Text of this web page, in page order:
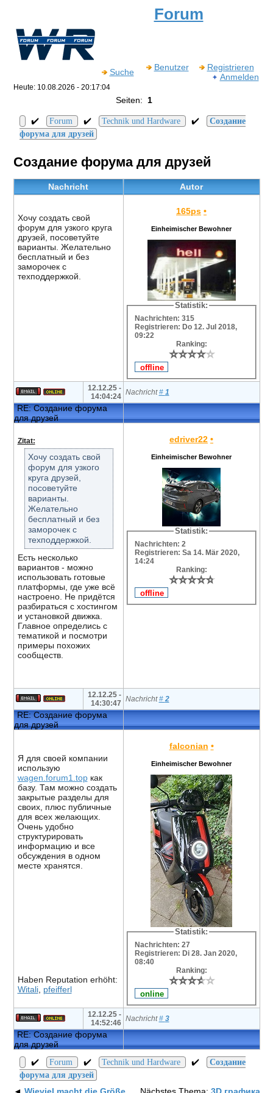
Forum
Suche Benutzer
Registrieren
Anmelden
Heute: 10.08.2026 - 20:17:04
Seiten: 1
✔️ Forum ✔️ Technik und Hardware ✔️
Создание
форума для друзей
Создание форума для друзей
Nachricht Autor
Хочу создать свой
форум для узкого круга
друзей, посоветуйте
варианты. Желательно
бесплатный и без
заморочек с
техподдержкой.
165ps •
Einheimischer Bewohner
Statistik:
Nachrichten: 315
Registrieren: Do 12. Jul 2018,
09:22
Ranking:
⭐⭐⭐⭐⭐
⭐⭐⭐⭐⭐
12.12.25 -
14:04:24 Nachricht# 1
RE: Создание форума
для друзей
Zitat:
Хочу создать свой
форум для узкого
круга друзей,
посоветуйте
варианты.
Желательно
бесплатный и без
заморочек с
техподдержкой.
Есть несколько
вариантов - можно
использовать готовые
платформы, где уже всё
настроено. Не придётся
разбираться с хостингом
и установкой движка.
Главное определись с
тематикой и посмотри
примеры похожих
сообществ.
edriver22 •
Einheimischer Bewohner
Statistik:
Nachrichten: 2
Registrieren: Sa 14. Mär 2020,
14:24
Ranking:
⭐⭐⭐⭐⭐
⭐⭐⭐⭐⭐
12.12.25 -
14:30:47 Nachricht# 2
RE: Создание форума
для друзей
Я для своей компании
использую
wagen.forum1.topкак
базу. Там можно создать
закрытые разделы для
своих, плюс публичные
для всех желающих.
Очень удобно
структурировать
информацию и все
обсуждения в одном
месте хранятся.
Haben Reputation erhöht:
Witali, pfeifferl
falconian •
Einheimischer Bewohner
Statistik:
Nachrichten: 27
Registrieren: Di 28. Jan 2020,
08:40
Ranking:
⭐⭐⭐⭐⭐
⭐⭐⭐⭐⭐
12.12.25 -
14:52:46 Nachricht# 3
RE: Создание форума
для друзей
✔️
Forum ✔️ Technik und Hardware ✔️
Создание
форума для друзей